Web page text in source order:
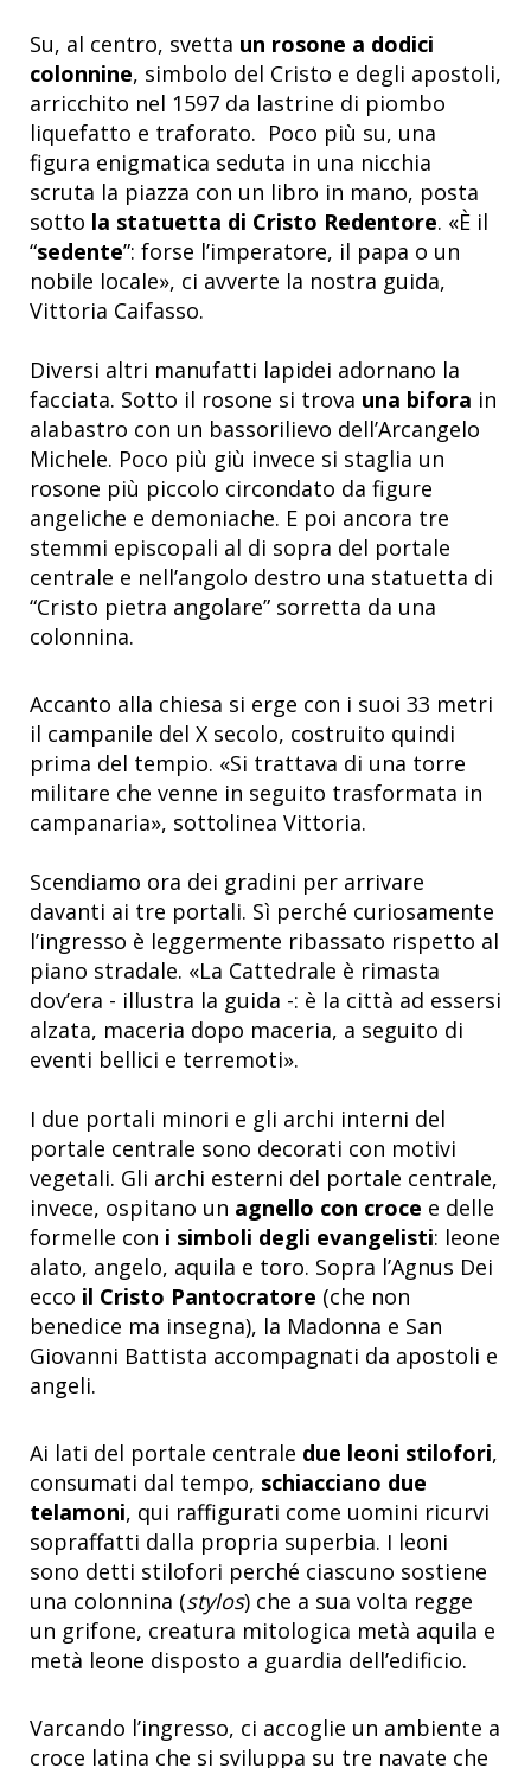
Su, al centro, svetta un rosone a dodici
colonnine, simbolo del Cristo e degli apostoli,
arricchito nel 1597 da lastrine di piombo
liquefatto e traforato. Poco più su, una
figura enigmatica seduta in una nicchia
scruta la piazza con un libro in mano, posta
sotto la statuetta di Cristo Redentore. «È il
“sedente”: forse l’imperatore, il papa o un
nobile locale», ci avverte la nostra guida,
Vittoria Caifasso.
Diversi altri manufatti lapidei adornano la
facciata. Sotto il rosone si trova una bifora in
alabastro con un bassorilievo dell’Arcangelo
Michele. Poco più giù invece si staglia un
rosone più piccolo circondato da figure
angeliche e demoniache. E poi ancora tre
stemmi episcopali al di sopra del portale
centrale e nell’angolo destro una statuetta di
“Cristo pietra angolare” sorretta da una
colonnina.
Accanto alla chiesa si erge con i suoi 33 metri
il campanile del X secolo, costruito quindi
prima del tempio. «Si trattava di una torre
militare che venne in seguito trasformata in
campanaria», sottolinea Vittoria.
Scendiamo ora dei gradini per arrivare
davanti ai tre portali. Sì perché curiosamente
l’ingresso è leggermente ribassato rispetto al
piano stradale. «La Cattedrale è rimasta
dov’era - illustra la guida -: è la città ad essersi
alzata, maceria dopo maceria, a seguito di
eventi bellici e terremoti».
I due portali minori e gli archi interni del
portale centrale sono decorati con motivi
vegetali. Gli archi esterni del portale centrale,
invece, ospitano un agnello con croce e delle
formelle con i simboli degli evangelisti: leone
alato, angelo, aquila e toro. Sopra l’Agnus Dei
ecco il Cristo Pantocratore (che non
benedice ma insegna), la Madonna e San
Giovanni Battista accompagnati da apostoli e
angeli.
Ai lati del portale centrale due leoni stilofori,
consumati dal tempo, schiacciano due
telamoni, qui raffigurati come uomini ricurvi
sopraffatti dalla propria superbia. I leoni
sono detti stilofori perché ciascuno sostiene
una colonnina (stylos) che a sua volta regge
un grifone, creatura mitologica metà aquila e
metà leone disposto a guardia dell’edificio.
Varcando l’ingresso, ci accoglie un ambiente a
croce latina che si sviluppa su tre navate che